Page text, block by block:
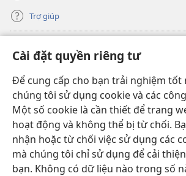
Cài đặt quyền riêng tư
Để cung cấp cho bạn trải nghiệm tốt
chúng tôi sử dụng cookie và các
Một số cookie là cần thiết để trang
hoạt động và không thể bị từ chối.
nhận hoặc từ chối việc sử dụng các
mà chúng tôi chỉ sử dụng để cải
bạn. Không có dữ liệu nào trong số
Trợ giúp
(mở
cửa
sổ
mới)
THƯ VIỆN TRỰC TUYẾN Tháp Canh
(mở
cửa
sổ
mới)
JW Hub ®
(mở
cửa
sổ
mới)
JW Library
Thư viện Tháp Canh